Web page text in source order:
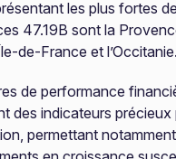
les plus fortes
47.19B sont la
de-France et l’Occitanie.
de performance
des indicateurs
permettant notamment